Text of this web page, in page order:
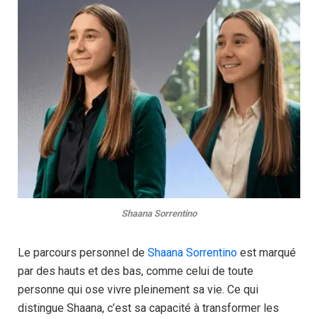
Shaana Sorrentino
Le parcours personnel de Shaana Sorrentino est marqué
par des hauts et des bas, comme celui de toute
personne qui ose vivre pleinement sa vie. Ce qui
distingue Shaana, c’est sa capacité à transformer les